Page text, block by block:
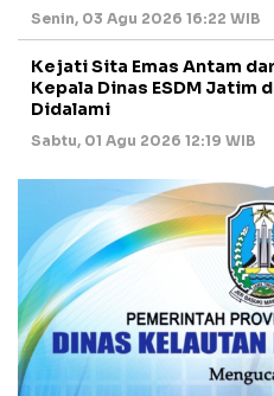
Senin, 03 Agu 2026 16:22 WIB
Kejati Sita Emas Antam
Kepala Dinas ESDM Jatim
Didalami
Sabtu, 01 Agu 2026 12:19 WIB